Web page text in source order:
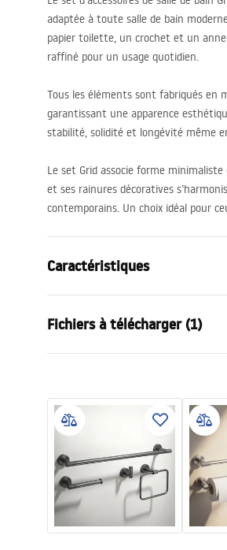
adaptée à toute salle de bain
papier toilette, un crochet et un
raffiné pour un usage quotidien.
Tous les éléments sont fabriqués en
garantissant une apparence
stabilité, solidité et longévité même
Le set Grid associe forme
et ses rainures décoratives
contemporains. Un choix idéal pour
Caractéristiques
Matériel
Méthode de montage
Garantie
Fichiers à télécharger (1)